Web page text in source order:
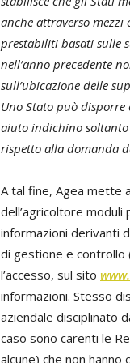
anche attraverso
prestabiliti basati sulle
nell’anno precedente
sull’ubicazione delle
Uno Stato può
aiuto indichino
rispetto alla domanda
A tal fine, Agea mette
dell’agricoltore moduli
informazioni derivanti
di gestione e controllo
l’accesso, sul sito
informazioni. Stesso
aziendale disciplinato
caso sono carenti le
alcune) che non